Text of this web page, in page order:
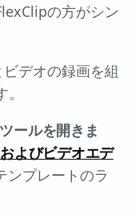
の方がシン
デオの録画を組
ールを開きま
よびビデオエデ
ンプレートのラ